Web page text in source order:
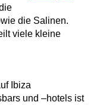
die Salinen.
viele kleine
Ibiza
und –hotels ist